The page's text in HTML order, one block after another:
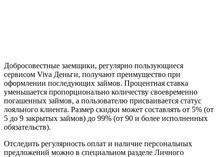
Добросовестные заемщики, регулярно пользующиеся
сервисом Viva Деньги, получают преимущество при
оформлении последующих займов. Процентная ставка
уменьшается пропорционально количеству своевременно
погашенных займов, а пользователю присваивается статус
лояльного клиента. Размер скидки может составлять от 5% (от
5 до 9 закрытых займов) до 99% (от 90 и более исполненных
обязательств).
Отследить регулярность оплат и наличие персональных
предложений можно в специальном разделе Личного